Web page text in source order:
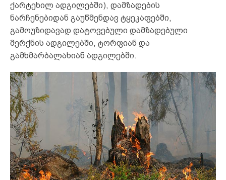
ქარტეხილ ადგილებში), დამზადების
ნარჩენებიდან გაუწმენდავ ტყეკაფებში,
გამოუზიდავად დატოვებული დამზადებული
მერქნის ადგილებში, ტორფიან და
გამხმარბალახიან ადგილებში.